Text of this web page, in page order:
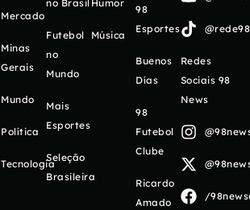
Mercado
Minas
Gerais
Mundo
Política
Tecnologia
no Brasil
Futebol
no
Mundo
Mais
Esportes
Seleção
Brasileira
Humor
Música
98
Esportes
Buenos
Días
98
Futebol
Clube
Ricardo
Amado
Redes
Sociais 98
News
/